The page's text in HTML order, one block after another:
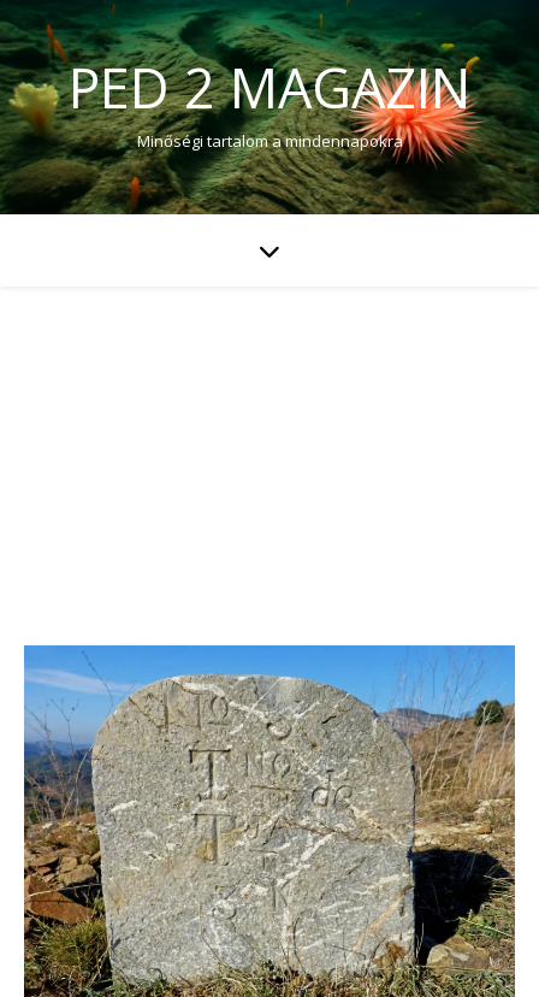
PED 2 MAGAZIN
Minőségi tartalom a mindennapokra